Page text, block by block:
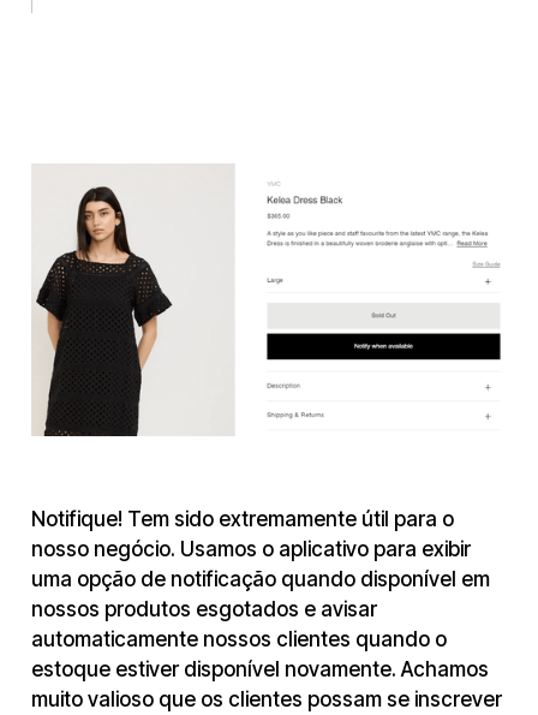
Notifique! Tem sido extremamente útil para o
nosso negócio. Usamos o aplicativo para exibir
uma opção de notificação quando disponível em
nossos produtos esgotados e avisar
automaticamente nossos clientes quando o
estoque estiver disponível novamente. Achamos
muito valioso que os clientes possam se inscrever